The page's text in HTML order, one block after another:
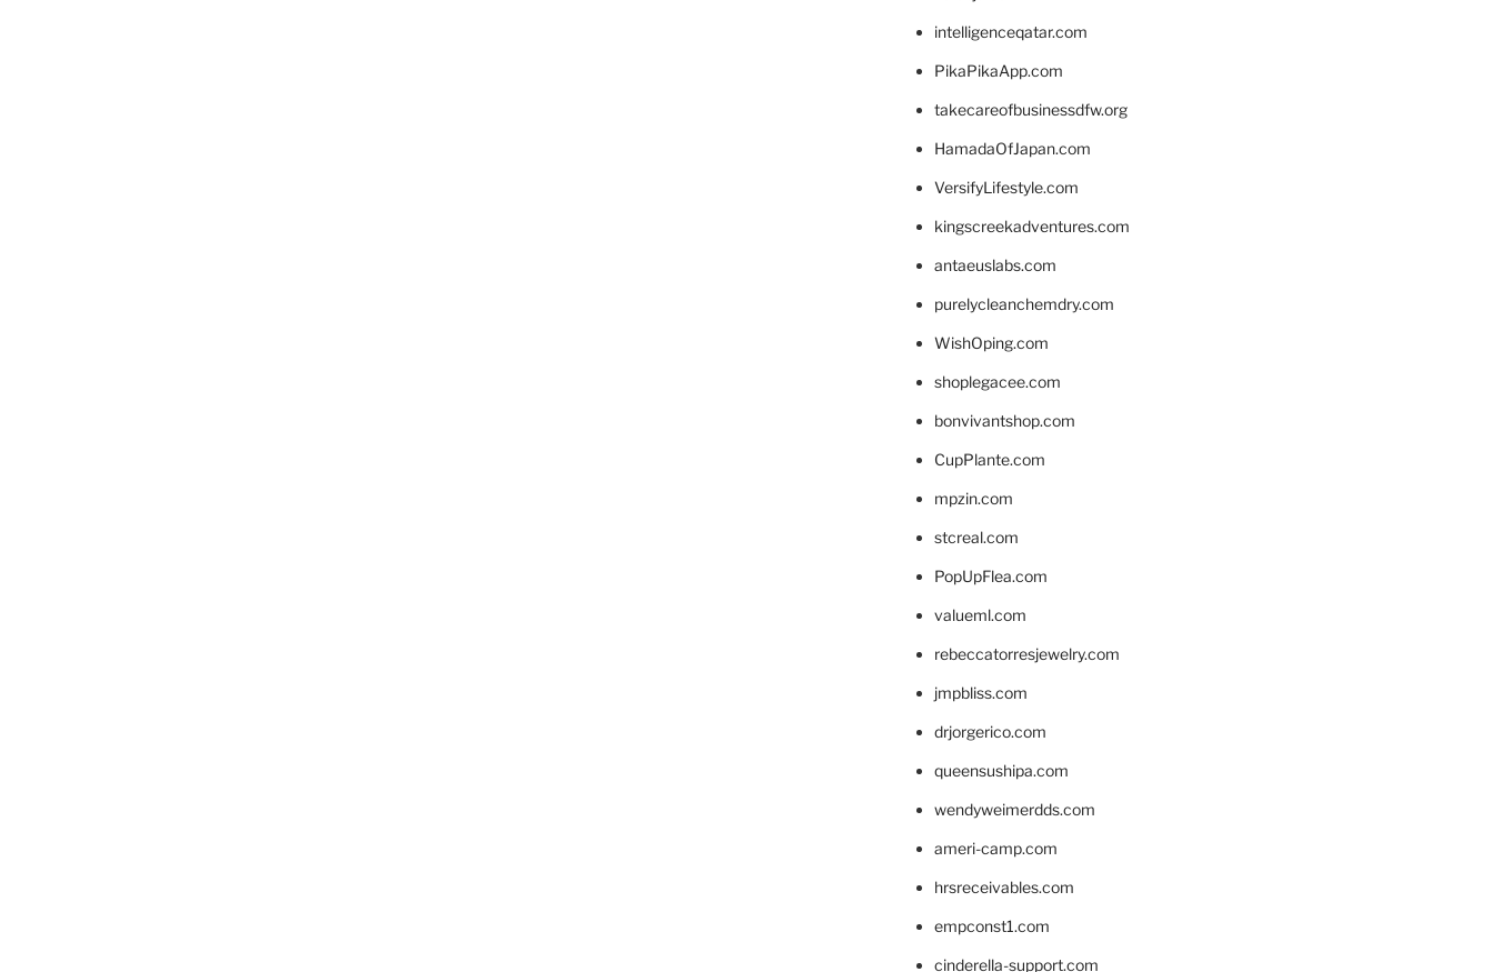
intelligenceqatar.com
PikaPikaApp.com
takecareofbusinessdfw.org
HamadaOfJapan.com
VersifyLifestyle.com
kingscreekadventures.com
antaeuslabs.com
purelycleanchemdry.com
WishOping.com
shoplegacee.com
bonvivantshop.com
CupPlante.com
mpzin.com
stcreal.com
PopUpFlea.com
valueml.com
rebeccatorresjewelry.com
jmpbliss.com
drjorgerico.com
queensushipa.com
wendyweimerdds.com
ameri-camp.com
hrsreceivables.com
empconst1.com
cinderella-support.com